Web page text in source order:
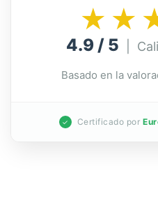
4.9 / 5 |
Basado en la
✓ Certificado por